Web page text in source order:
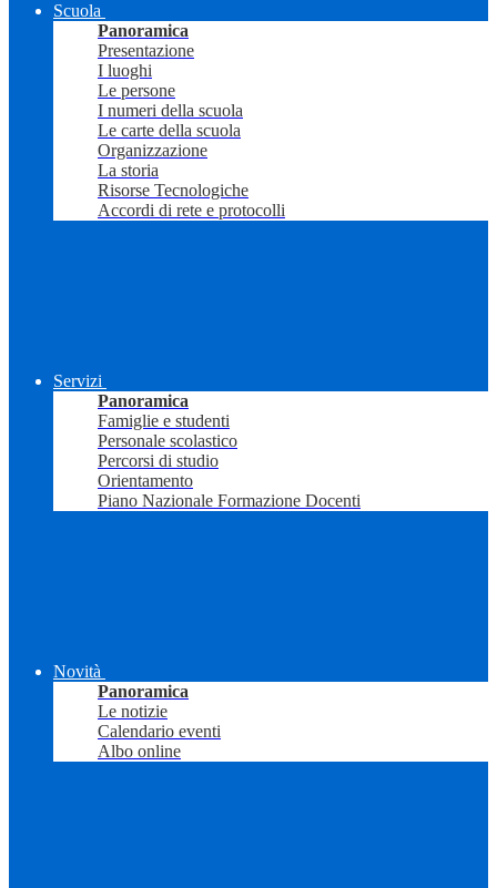
Scuola
Panoramica
Presentazione
I luoghi
Le persone
I numeri della scuola
Le carte della scuola
Organizzazione
La storia
Risorse Tecnologiche
Accordi di rete e protocolli
Servizi
Panoramica
Famiglie e studenti
Personale scolastico
Percorsi di studio
Orientamento
Piano Nazionale Formazione Docenti
Novità
Panoramica
Le notizie
Calendario eventi
Albo online